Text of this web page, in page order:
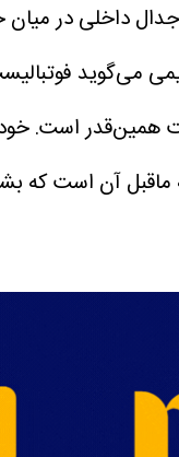
جدال داخلی در
می‌گوید
است. خود
ماقبل آن است که